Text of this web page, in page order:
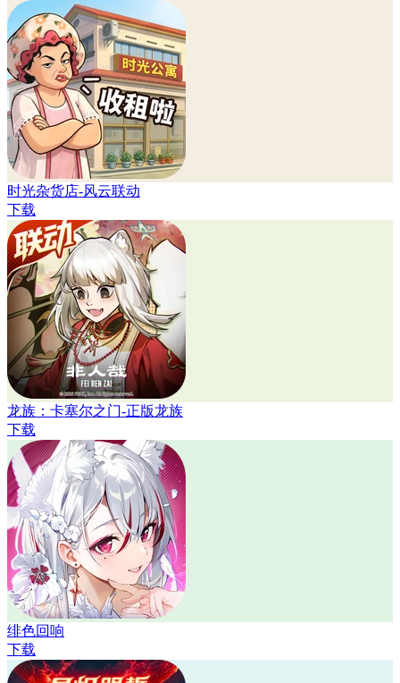
时光杂货店-风云联动
下载
龙族：卡塞尔之门-正版龙族
下载
绯色回响
下载